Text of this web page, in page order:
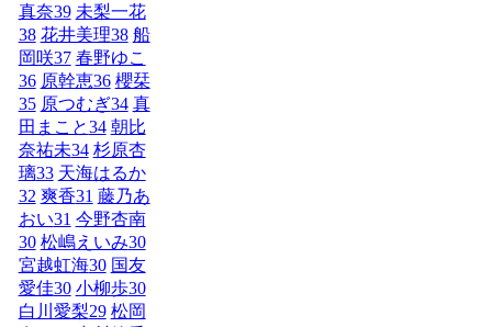
真奈39 未梨一花
38 花井美理38 船
岡咲37 春野ゆこ
36 原幹恵36 櫻栞
35 原つむぎ34 真
田まこと34 朝比
奈祐未34 杉原杏
璃33 天海はるか
32 爽香31 藤乃あ
おい31 今野杏南
30 松嶋えいみ30
宮越虹海30 国友
愛佳30 小柳歩30
白川愛梨29 松岡